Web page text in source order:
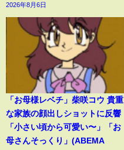
2026年8月6日
「お母様レベチ」柴咲コウ 貴重
な家族の顔出しショットに反響
「小さい頃から可愛い〜」「お
母さんそっくり」(ABEMA